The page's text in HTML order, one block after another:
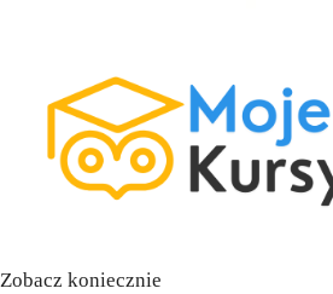
Zobacz koniecznie